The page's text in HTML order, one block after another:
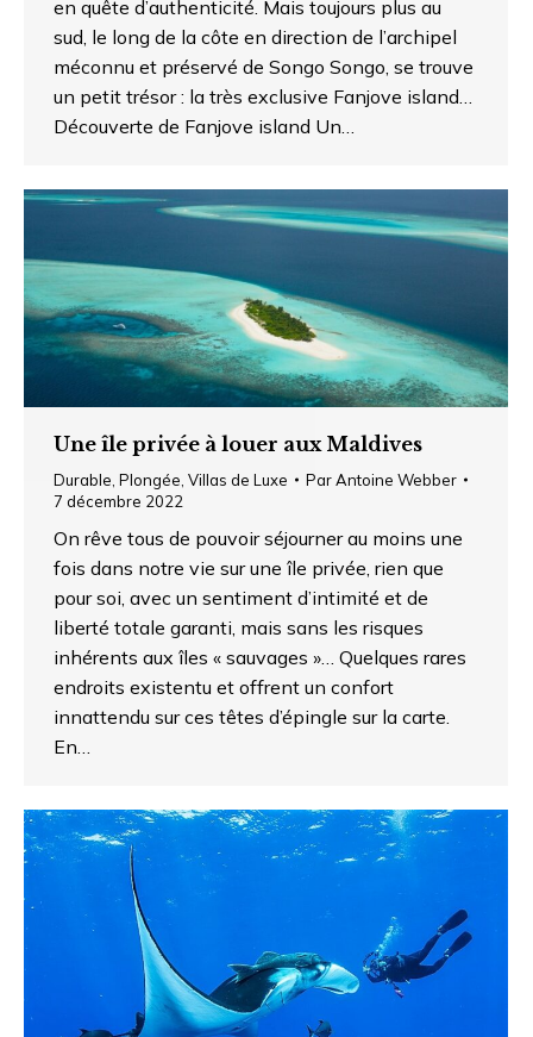
en quête d’authenticité. Mais toujours plus au
sud, le long de la côte en direction de l’archipel
méconnu et préservé de Songo Songo, se trouve
un petit trésor : la très exclusive Fanjove island…
Découverte de Fanjove island Un…
Une île privée à louer aux Maldives
Durable Plongée Villas de Luxe ParAntoine Webber
7 décembre 2022
On rêve tous de pouvoir séjourner au moins une
fois dans notre vie sur une île privée, rien que
pour soi, avec un sentiment d’intimité et de
liberté totale garanti, mais sans les risques
inhérents aux îles « sauvages »… Quelques rares
endroits existentu et offrent un confort
innattendu sur ces têtes d’épingle sur la carte.
En…